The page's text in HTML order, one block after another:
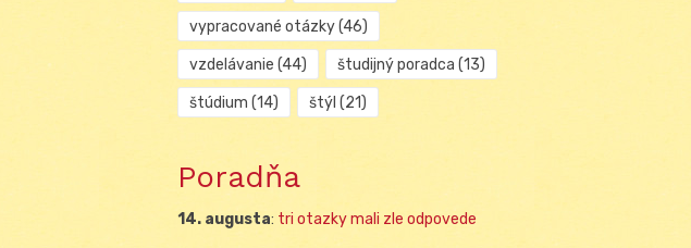
vypracované otázky(46)
vzdelávanie (44) študijný poradca (13)
štúdium (14) štýl (21)
Poradňa
14. augusta: tri otazky mali zle odpovede